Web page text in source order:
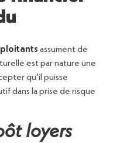
assument de
est par nature une
qu’il puisse
dans la prise de risque
loyers